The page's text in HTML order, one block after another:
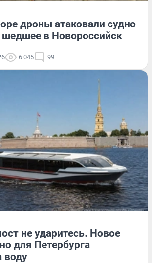
дроны атаковали судно
в Новороссийск
6 045 99
не ударитесь. Новое
для Петербурга
воду